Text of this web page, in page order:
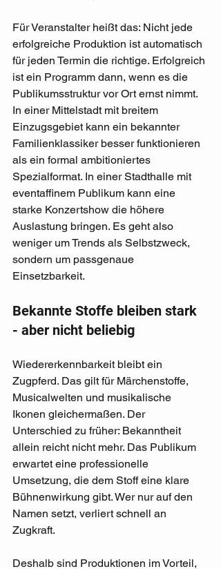
Für Veranstalter heißt das: Nicht jede
erfolgreiche Produktion ist automatisch
für jeden Termin die richtige. Erfolgreich
ist ein Programm dann, wenn es die
Publikumsstruktur vor Ort ernst nimmt.
In einer Mittelstadt mit breitem
Einzugsgebiet kann ein bekannter
Familienklassiker besser funktionieren
als ein formal ambitioniertes
Spezialformat. In einer Stadthalle mit
eventaffinem Publikum kann eine
starke Konzertshow die höhere
Auslastung bringen. Es geht also
weniger um Trends als Selbstzweck,
sondern um passgenaue
Einsetzbarkeit.
Bekannte Stoffe bleiben stark
- aber nicht beliebig
Wiedererkennbarkeit bleibt ein
Zugpferd. Das gilt für Märchenstoffe,
Musicalwelten und musikalische
Ikonen gleichermaßen. Der
Unterschied zu früher: Bekanntheit
allein reicht nicht mehr. Das Publikum
erwartet eine professionelle
Umsetzung, die dem Stoff eine klare
Bühnenwirkung gibt. Wer nur auf den
Namen setzt, verliert schnell an
Zugkraft.
Deshalb sind Produktionen im Vorteil,